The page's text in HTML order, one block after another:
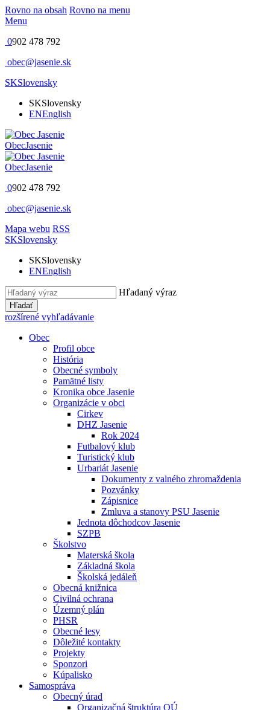
Rovno na obsah Rovno na menu
Menu
0902 478 792
obec@jasenie.sk
SKSlovensky
SKSlovensky
ENEnglish
ObecJasenie
ObecJasenie
0902 478 792
obec@jasenie.sk
Mapa webu RSS
SKSlovensky
SKSlovensky
ENEnglish
Hľadaný výraz
Hľadať
rozšírené vyhľadávanie
Obec
Profil obce
História
Obecné symboly
Pamätné listy
Kronika obce Jasenie
Organizácie v obci
Cirkev
DHZ Jasenie
Rok 2024
Futbalový klub
Turistický klub
Urbariát Jasenie
Dokumenty z valného zhromaždenia
Pozvánky
Zápisnice
Zmluva a stanovy PSU Jasenie
Jednota dôchodcov Jasenie
SZPB
Školstvo
Materská škola
Základná škola
Školská jedáleň
Obecná knižnica
Civilná ochrana
Územný plán
PHSR
Obecné lesy
Dôležité kontakty
Projekty
Sponzori
Kúpalisko
Samospráva
Obecný úrad
Organizačná štruktúra OÚ